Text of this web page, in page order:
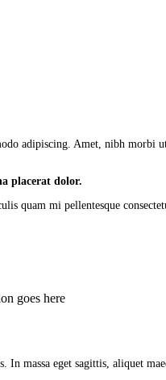
adipiscing. Amet, nibh morbi
placerat dolor.
quam mi pellentesque
goes here
eget sagittis, aliquet